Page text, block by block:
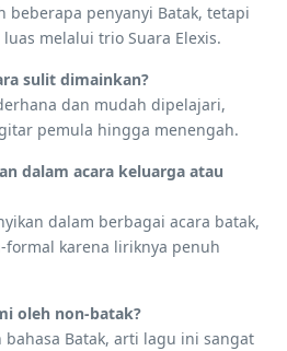
beberapa penyanyi Batak, tetapi
melalui trio Suara Elexis.
sulit dimainkan?
dan mudah dipelajari,
pemula hingga menengah.
dalam acara keluarga atau
dalam berbagai acara batak,
karena liriknya penuh
oleh non-batak?
Batak, arti lagu ini sangat